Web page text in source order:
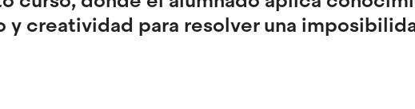
y creatividad para resolver una